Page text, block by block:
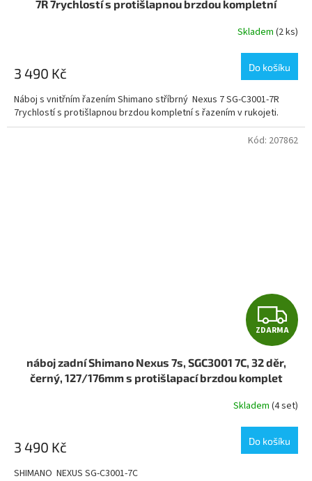
R
M
A
7R 7rychlostí s protišlapnou brzdou kompletní
Skladem (2 ks)
3 490 Kč Do košíku
Náboj s vnitřním řazením Shimano stříbrný Nexus 7 SG-C3001-7R
7rychlostí s protišlapnou brzdou kompletní s řazením v rukojeti.
Z
D
R
M
A
ZDARMA
náboj zadní Shimano Nexus 7s, SGC3001 7C, 32 děr,
černý, 127/176mm s protišlapací brzdou komplet
Skladem (4 set)
3 490 Kč Do košíku
SHIMANO NEXUS SG-C3001-7C
Kód: 207862